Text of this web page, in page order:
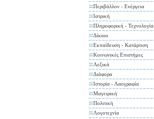
Περιβάλλον - Ενέργεια
Ιατρική
Πληροφορική - Τεχνολογία
Δίκαιο
Εκπαίδευση - Κατάρτιση
Κοινωνικές Επιστήμες
Λεξικά
Διάφορα
Ιστορία - Λαογραφία
Μαγειρική
Πολιτική
Λογοτεχνία